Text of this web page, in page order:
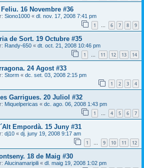
16 Novembre #36
Siono1000 « dl. nov. 17, 2008 7:41 pm
1 … 6 7 8 9
de Sort. 19 Octubre #35
Randy-650 « dt. oct. 21, 2008 10:46 pm
1 … 11 12 13 14
24 Agost #33
Storm « dc. set. 03, 2008 2:15 pm
1 2 3 4
Garrigues. 20 Juliol #32
Miquelpericas « dc. ago. 06, 2008 1:43 pm
1 … 4 5 6 7
Empordà. 15 Juny #31
dj10 « dj. juny 19, 2008 9:17 am
1 9 10 11 12
18 de Maig #30
Alucinamaripili « dl. maig 19, 2008 1:02 pm